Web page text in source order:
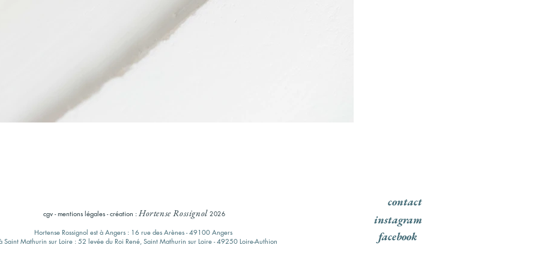
cgv-mentions légales-création : Hortense Rossignol2026
Hortense Rossignol est à Angers : 16 rue des Arènes - 49100 Angers
Saint Mathurin sur Loire : 52 levée du Roi René, Saint Mathurin sur Loire- 49250 Loire-Authion
contact
instagram
facebook